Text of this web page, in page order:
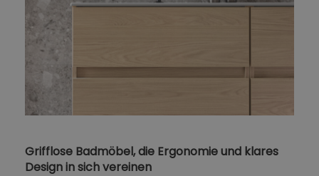
Grifflose Badmöbel, die Ergonomie und klares
Design in sich vereinen